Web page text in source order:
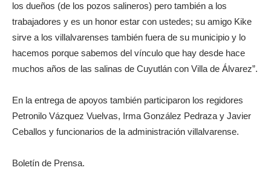
los dueños (de los pozos salineros) pero también a los
trabajadores y es un honor estar con ustedes; su amigo Kike
sirve a los villalvarenses también fuera de su municipio y lo
hacemos porque sabemos del vínculo que hay desde hace
muchos años de las salinas de Cuyutlán con Villa de Álvarez”.
En la entrega de apoyos también participaron los regidores
Petronilo Vázquez Vuelvas, Irma González Pedraza y Javier
Ceballos y funcionarios de la administración villalvarense.
Boletín de Prensa.